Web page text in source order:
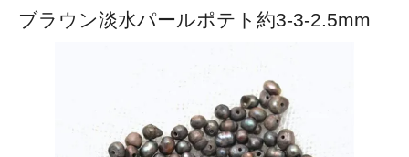
ブラウン淡水パールポテト約3-3-2.5mm